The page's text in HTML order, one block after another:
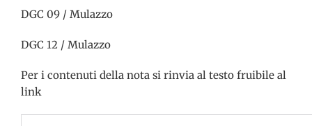
DGC 09 / Mulazzo
DGC 12 / Mulazzo
Per i contenuti della nota si rinvia al testo fruibile al
link